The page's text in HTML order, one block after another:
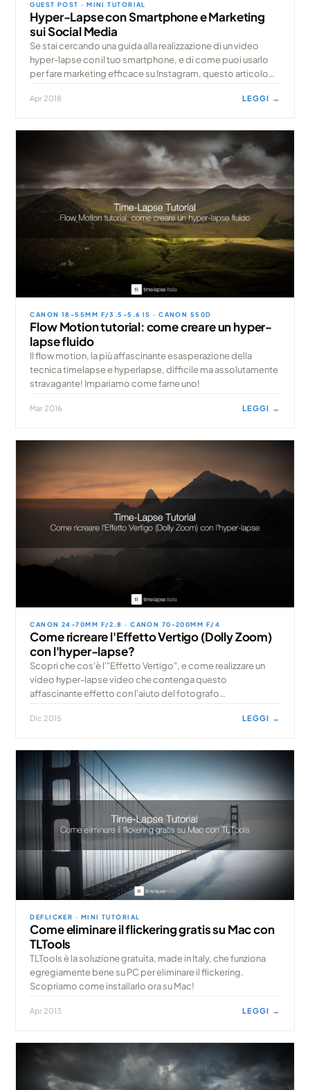
GUEST POST · MINI TUTORIAL
Hyper-Lapse con Smartphone e Marketing
sui Social Media
Se stai cercando una guida alla realizzazione di un video
hyper-lapse con il tuo smartphone, e di come puoi usarlo
per fare marketing efficace su Instagram, questo articolo
Apr 2018 LEGGI →
CANON 18-55MM F/3.5-5.6 IS · CANON 550D
Flow Motion tutorial: come creare un hyper-
lapse fluido
Il flow motion, la più affascinante esasperazione della
tecnica timelapse e hyperlapse, difficile ma assolutamente
stravagante! Impariamo come farne uno!
Mar 2016 LEGGI →
CANON 24-70MM F/2.8 · CANON 70-200MM F/4
Come ricreare l'Effetto Vertigo (Dolly Zoom)
con l'hyper-lapse?
Scopri che cos'è l'"Effetto Vertigo", e come realizzare un
video hyper-lapse video che contenga questo
affascinante effetto con l'aiuto del fotografo
Dic 2015 LEGGI →
DEFLICKER · MINI TUTORIAL
Come eliminare il flickering gratis su Mac con
TLTools
TLTools è la soluzione gratuita, made in Italy, che funziona
egregiamente bene su PC per eliminare il flickering.
Scopriamo come installarlo ora su Mac!
Apr 2013 LEGGI →